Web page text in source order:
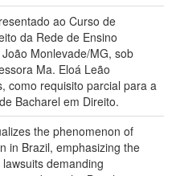
ao Curso de
da Rede de Ensino
Monlevade/MG, sob
Ma. Eloá Leão
como requisito parcial para a
Bacharel em Direito.
the phenomenon of
in Brazil, emphasizing the
demanding